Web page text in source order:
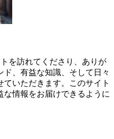
を訪れてくださり、ありが
、有益な知識、そして日々
いただきます。このサイト
な情報をお届けできるように